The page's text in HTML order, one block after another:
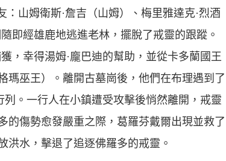
山姆衛斯·詹吉（山姆）、梅里雅達克·烈酒
即經雄鹿地逃進老林，擺脫了戒靈的跟蹤。
，幸得湯姆·龐巴迪的幫助，並從卡多蘭國王
瑪巫王）。離開古墓崗後，他們在布理遇到了
。一行人在小鎮遭受攻擊後悄然離開，戒靈
的傷勢愈發嚴重之際，葛羅芬戴爾出現並救了
洪水，擊退了追逐佛羅多的戒靈。